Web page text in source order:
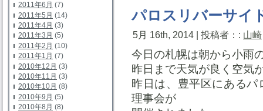
2011年6月 (7)
2011年5月 (14)
2011年4月 (3)
2011年3月 (5)
2011年2月 (10)
2011年1月 (7)
2010年12月 (3)
2010年11月 (3)
2010年10月 (8)
2010年9月 (5)
2010年8月 (8)
パロスリバーサイ
5月 16th, 2014 | 投稿者：: 山崎
今日の札幌は朝から小雨
昨日まで天気が良く空気
昨日は、豊平区にある
理事会が